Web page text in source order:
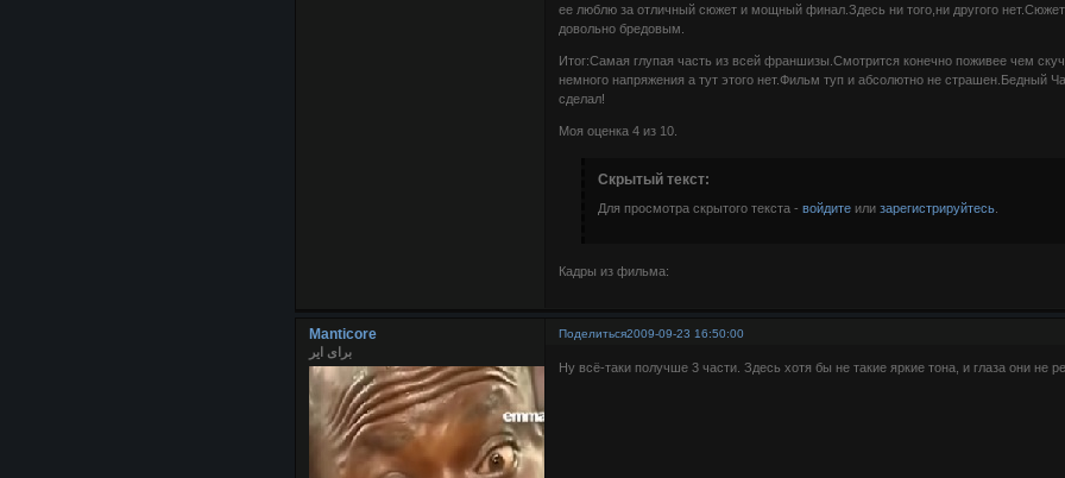
ее люблю за отличный сюжет и мощный финал.Здесь ни того,ни другого
довольно бредовым.
Итог:Самая глупая часть из всей франшизы.Смотрится конечно поживее чем
немного напряжения а тут этого нет.Фильм туп и абсолютно не страшен.Бедный
сделал!
Моя оценка 4 из 10.
Скрытый текст:
Для просмотра скрытого текста -войдите илизарегистрируйтесь
Кадры из фильма:
Поделиться2009-09-23 16:50:00
Manticore
برای ایر
Ну всё-таки получше 3 части. Здесь хотя бы не такие яркие тона, и глаза они не